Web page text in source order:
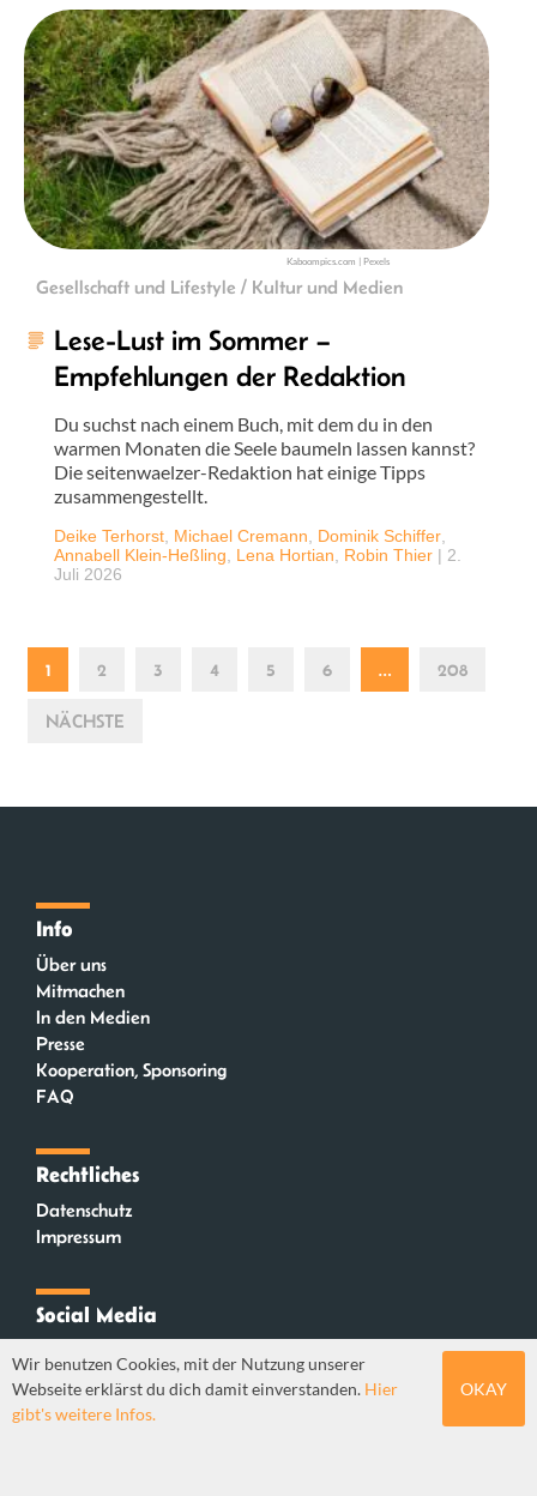
Kaboompics.com | Pexels
Gesellschaft und Lifestyle / Kultur und Medien
Lese-Lust im Sommer –
Empfehlungen der Redaktion
Du suchst nach einem Buch, mit dem du in den
warmen Monaten die Seele baumeln lassen kannst?
Die seitenwaelzer-Redaktion hat einige Tipps
zusammengestellt.
Deike Terhorst Michael Cremann Dominik Schiffer
Annabell Klein-Heßling
Lena Hortian Robin Thier | 2.
Juli 2026
1 2 3 4 5 6 … 208
NÄCHSTE
Info
Über uns
Mitmachen
In den Medien
Presse
Kooperation, Sponsoring
FAQ
Rechtliches
Datenschutz
Impressum
Social Media
Mastodon
Wir benutzen Cookies, mit der Nutzung unserer
Webseite erklärst du dich damit einverstanden. Hier
gibt's weitere Infos.
OKAY